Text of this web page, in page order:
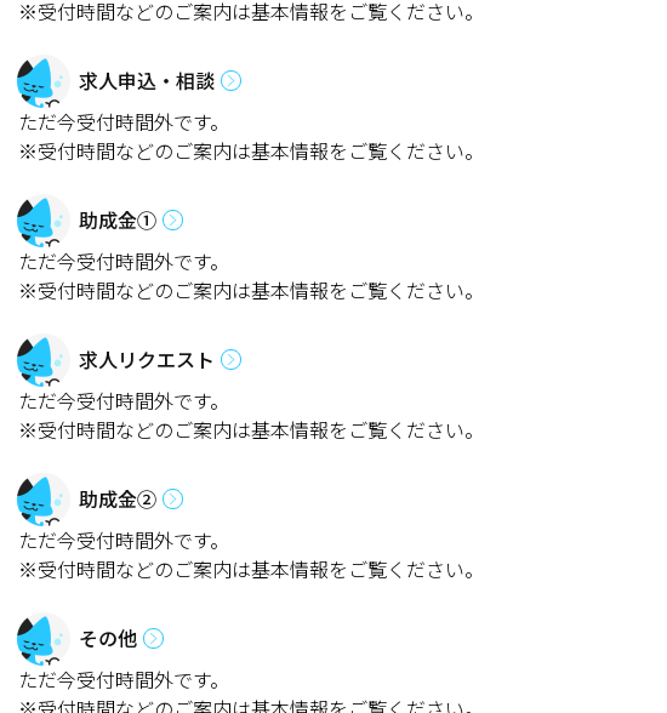
※受付時間などのご案内は基本情報をご覧ください。
求人申込・相談
ただ今受付時間外です。
※受付時間などのご案内は基本情報をご覧ください。
助成金①
ただ今受付時間外です。
※受付時間などのご案内は基本情報をご覧ください。
求人リクエスト
ただ今受付時間外です。
※受付時間などのご案内は基本情報をご覧ください。
助成金②
ただ今受付時間外です。
※受付時間などのご案内は基本情報をご覧ください。
その他
ただ今受付時間外です。